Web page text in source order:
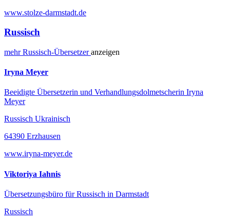
www.stolze-darmstadt.de
Russisch
mehrRussisch-Übersetzeranzeigen
Iryna Meyer
Beeidigte Übersetzerin und Verhandlungsdolmetscherin Iryna
Meyer
Russisch Ukrainisch
64390 Erzhausen
www.iryna-meyer.de
Viktoriya Iahnis
Übersetzungsbüro für Russisch in Darmstadt
Russisch